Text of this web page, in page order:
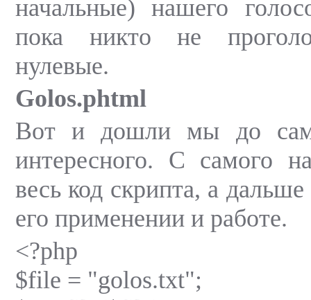
начальные) нашего
пока никто не
нулевые.
Golos.phtml
Вот и дошли мы до
интересного. С самого
весь код скрипта, а
его применении и работе.
<?php
$file = "golos.txt";